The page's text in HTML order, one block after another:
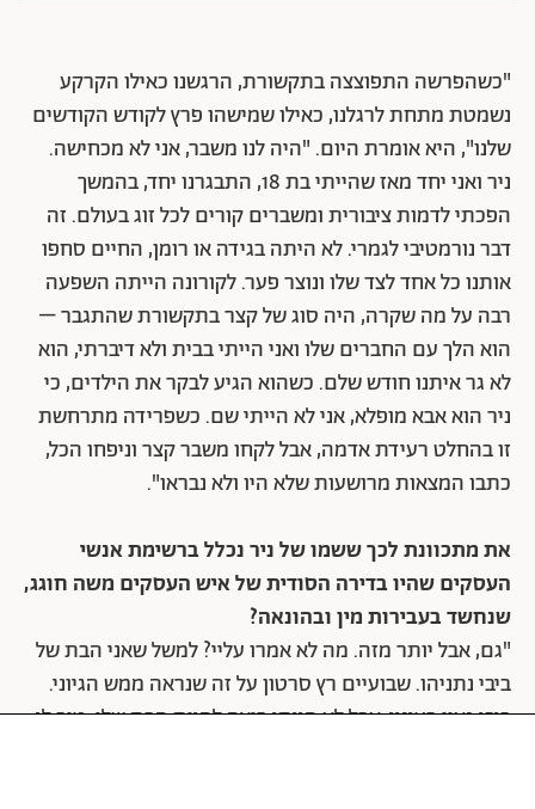
"כשהפרשה התפוצצה בתקשורת, הרגשנו כאילו הקרקע
נשמטת מתחת לרגלנו, כאילו שמישהו פרץ לקודש הקודשים
שלנו", היא אומרת היום. "היה לנו משבר, אני לא מכחישה.
ניר ואני יחד מאז שהייתי בת 18, התבגרנו יחד, בהמשך
הפכתי לדמות ציבורית ומשברים קורים לכל זוג בעולם. זה
דבר נורמטיבי לגמרי. לא היתה בגידה או רומן, החיים סחפו
אותנו כל אחד לצד שלו ונוצר פער. לקורונה הייתה השפעה
רבה על מה שקרה, היה סוג של קצר בתקשורת שהתגבר –
הוא הלך עם החברים שלו ואני הייתי בבית ולא דיברתי, הוא
לא גר איתנו חודש שלם. כשהוא הגיע לבקר את הילדים, כי
ניר הוא אבא מופלא, אני לא הייתי שם. כשפרידה מתרחשת
זו בהחלט רעידת אדמה, אבל לקחו משבר קצר וניפחו הכל,
כתבו המצאות מרושעות שלא היו ולא נבראו".
את מתכוונת לכך ששמו של ניר נכלל ברשימת אנשי
העסקים שהיו בדירה הסודית של איש העסקים משה חוגג,
שנחשד בעבירות מין ובהונאה?
"גם, אבל יותר מזה. מה לא אמרו עליי? למשל שאני הבת של
ביבי נתניהו. שבועיים רץ סרטון על זה שנראה ממש הגיוני.
ביבי גאון בעיניי, אבל לא הייתי רוצה להיות הבת שלו. טוב לי